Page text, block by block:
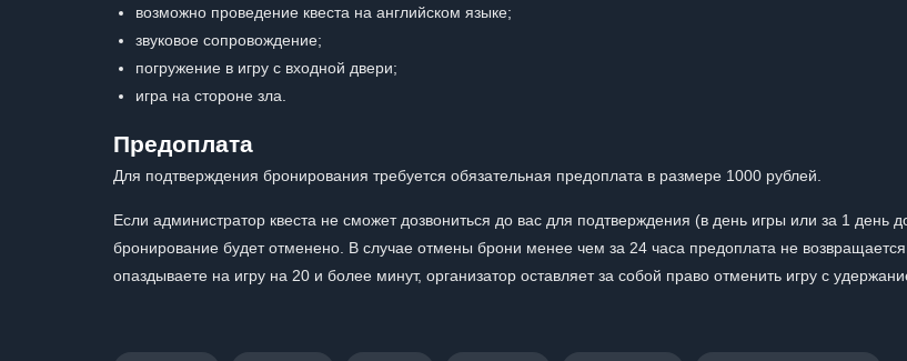
возможно проведение квеста на английском языке;
звуковое сопровождение;
погружение в игру с входной двери;
игра на стороне зла.
Предоплата
Для подтверждения бронирования требуется обязательная предоплата в размере 1000 рублей.
Если администратор квеста не сможет дозвониться до вас для подтверждения (в день игры или за 1 день
бронирование будет отменено. В случае отмены брони менее чем за 24 часа предоплата не
опаздываете на игру на 20 и более минут, организатор оставляет за собой право отменить игру с